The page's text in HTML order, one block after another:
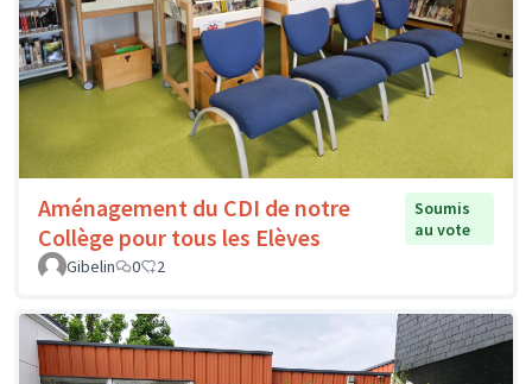
Aménagement du CDI de notre
Collège pour tous les Elèves
Soumis
au vote
Gibelin
0 2